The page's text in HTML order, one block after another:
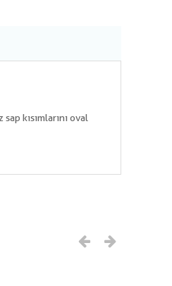
kısımlarını oval